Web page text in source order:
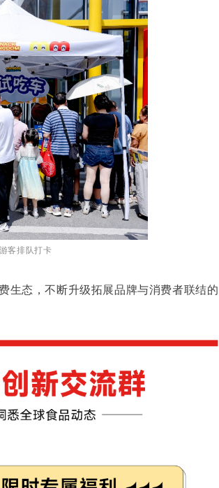
客排队打卡
生态，不断升级拓展品牌与消费者联结的